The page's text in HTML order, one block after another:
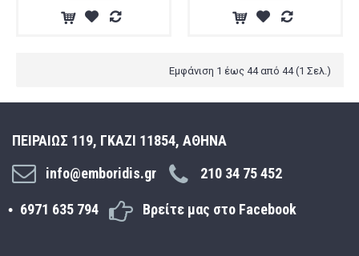
Εμφάνιση 1 έως 44 από 44 (1 Σελ.)
ΠΕΙΡΑΙΩΣ 119, ΓΚΑΖΙ 11854, ΑΘΗΝΑ
info@emboridis.gr
210 34 75 452
6971 635 794 Βρείτε μας στο Facebook